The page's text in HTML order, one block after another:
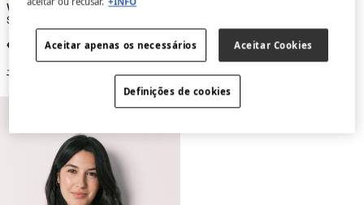
Women'secret
€ 29,99
+3 Cores
€ 29,99
Aceitar apenas os necessários Aceitar Cookies
Definições de cookies